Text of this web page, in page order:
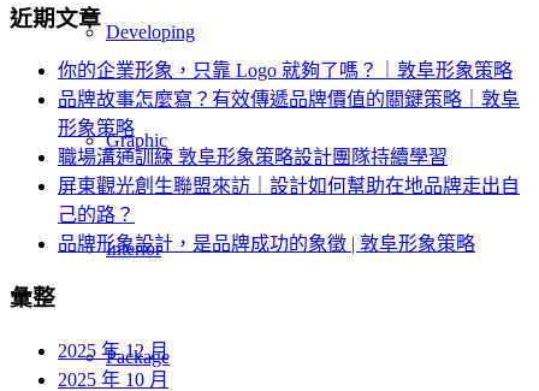
Developing
Graphic
Interior
Package
近期文章
你的企業形象，只靠 Logo 就夠了嗎？｜敦阜形象策略
品牌故事怎麼寫？有效傳遞品牌價值的關鍵策略｜敦阜
形象策略
職場溝通訓練 敦阜形象策略設計團隊持續學習
屏東觀光創生聯盟來訪｜設計如何幫助在地品牌走出自
己的路？
品牌形象設計，是品牌成功的象徵 | 敦阜形象策略
彙整
2025 年 12 月
2025 年 10 月